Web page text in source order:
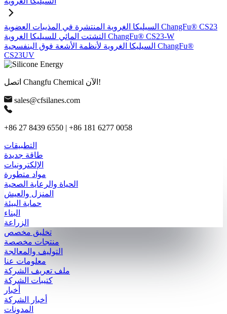
السيليكا الغروية المنتشرة في المذيبات العضوية ChangFu® CS23
التشتت المائي للسيليكا الغروية ChangFu® CS23-W
السيليكا الغروية لأنظمة الأشعة فوق البنفسجية ChangFu®
CS23UV
اتصل Changfu Chemical الآن!
sales@cfsilanes.com
+86 27 8439 6550 | +86 181 6277 0058
التطبيقات
طاقة جديدة
الإلكترونيات
مواد متطورة
الحياة والرعاية الصحية
المنزل والعيش
حماية البيئة
البناء
الزراعة
تخليق مخصص
منتجات مخصصة
التوليف والمعالجة
معلومات عنا
ملف تعريف الشركة
كتيبات الشركة
أخبار
أخبار الشركة
المدونات